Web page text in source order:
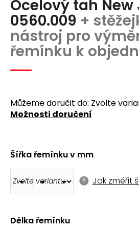
produktu
je
0,0
z
5
hvězdiček.
Ocelový tah New
0560.009 +
nástroj pro
řemínku k
Délka řemínku
Šířka řemínku v mm
Jak změřit
Můžeme doručit do: Zvolte
Možnosti doručení
a
j
í
t
?
D
o
p
o
u